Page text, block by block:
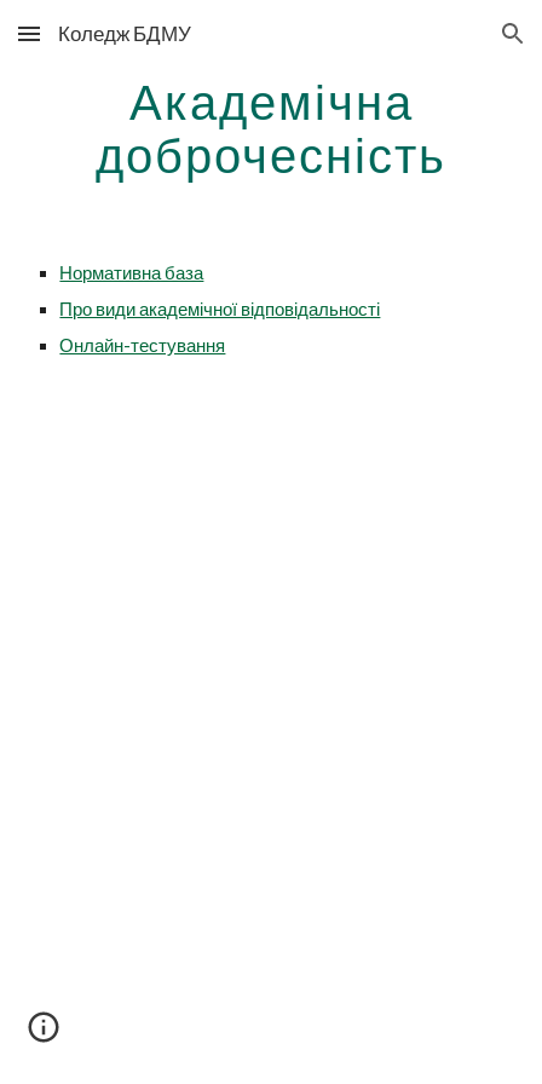
Skip to main content Skip to navigation
Коледж БДМУ
Академічна
доброчесність
Нормативна база
Про види академічної відповідальності
Онлайн-тестування